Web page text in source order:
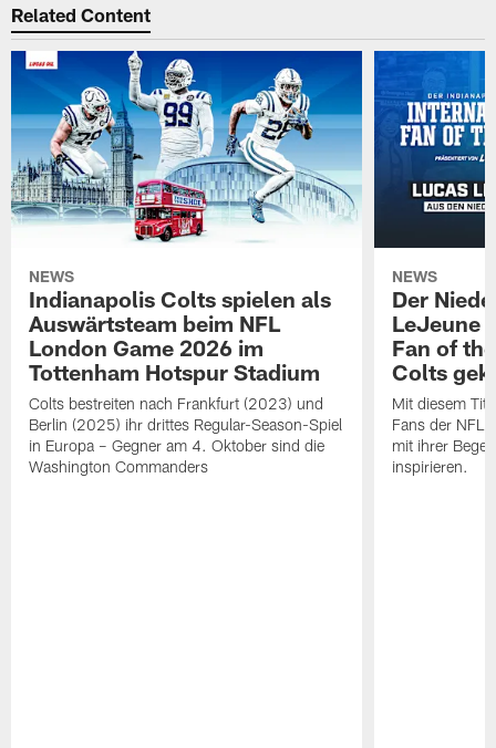
Related Content
NEWS
Indianapolis Colts spielen als
Auswärtsteam beim NFL
London Game 2026 im
Tottenham Hotspur Stadium
Colts bestreiten nach Frankfurt (2023) und
Berlin (2025) ihr drittes Regular-Season-Spiel
in Europa – Gegner am 4. Oktober sind die
Washington Commanders
NEWS
Der
LeJeune
Fan of
Colts
Mit diesem
Fans der NFL
mit ihrer
inspirieren.